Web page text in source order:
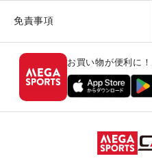
免責事項
お買い物が便利に